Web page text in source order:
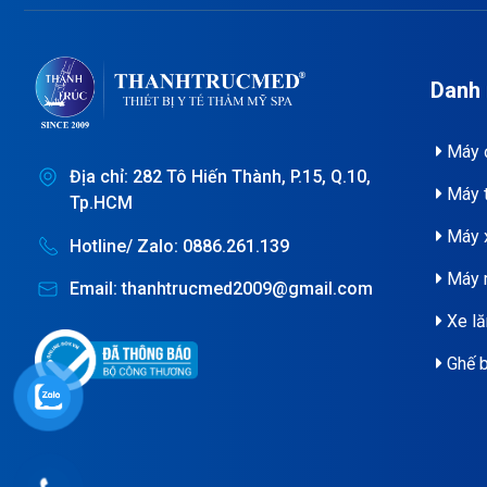
Địa chỉ: 282 Tô Hiến Thành, P.15, Q.10,
Tp.HCM
Hotline/ Zalo: 0886.261.139
Email: thanhtrucmed2009@gmail.com
Máy
Máy
Máy
Máy
Xe
Ghế